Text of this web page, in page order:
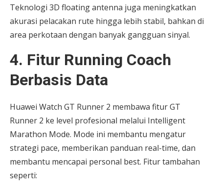
Teknologi 3D floating antenna juga meningkatkan
akurasi pelacakan rute hingga lebih stabil, bahkan di
area perkotaan dengan banyak gangguan sinyal.
4. Fitur Running Coach
Berbasis Data
Huawei Watch GT Runner 2 membawa fitur GT
Runner 2 ke level profesional melalui Intelligent
Marathon Mode. Mode ini membantu mengatur
strategi pace, memberikan panduan real-time, dan
membantu mencapai personal best. Fitur tambahan
seperti: